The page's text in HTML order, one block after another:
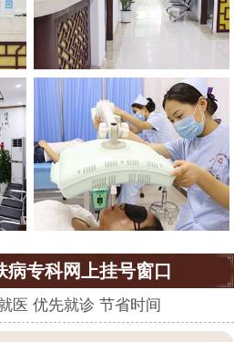
病专科网上挂号窗口
医 优先就诊 节省时间